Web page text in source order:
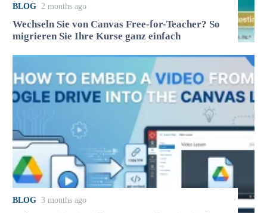
BLOG 2 months ago
Wechseln Sie von Canvas Free-for-Teacher? So
migrieren Sie Ihre Kurse ganz einfach
BLOG 3 months ago